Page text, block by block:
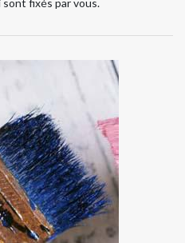
fixés par vous.